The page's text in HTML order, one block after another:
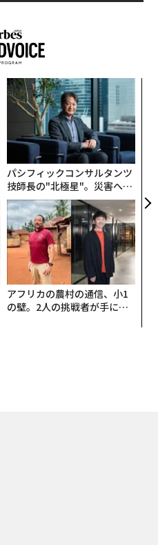
パシフィックコンサルタンツ
技師長の"北極星"。災害への
無力感を乗り越え見つけた、
防災一筋20年の答え
アフリカの農村の通信、小1
の壁。2人の挑戦者が手にし